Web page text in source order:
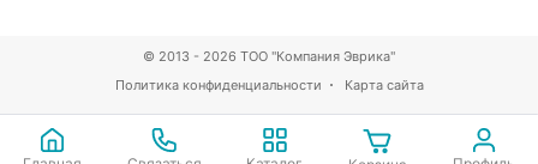
Политика конфиденциальности Карта сайта
© 2013 - 2026 ТОО "Компания Эврика"